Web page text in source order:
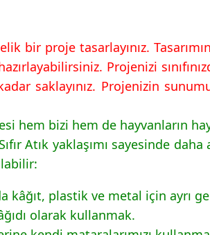
bir proje tasarlayınız.
Projenizi
saklayınız. Projenizin
hem bizi hem de hayvanların
Atık yaklaşımı sayesinde
kâğıt, plastik ve metal için ayrı
olarak kullanmak.